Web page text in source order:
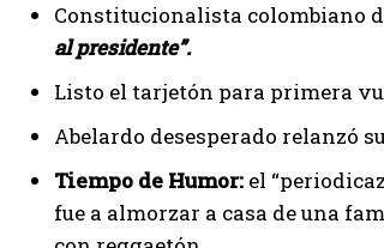
Constitucionalista colombiano
al presidente”.
Listo el tarjetón para primera
Abelardo desesperado relanzó
Tiempo de Humor: el
fue a almorzar a casa de una